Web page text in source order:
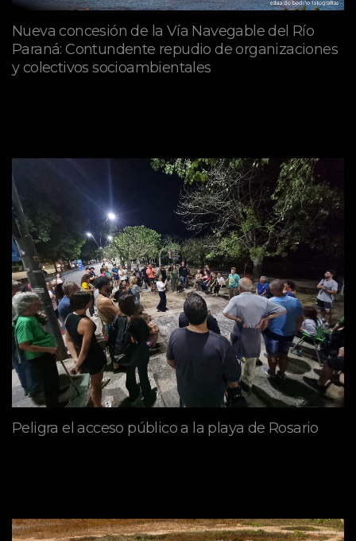
Nueva concesión de la Vía Navegable del Río
Paraná: Contundente repudio de organizaciones
y colectivos socioambientales
Peligra el acceso público a la playa de Rosario